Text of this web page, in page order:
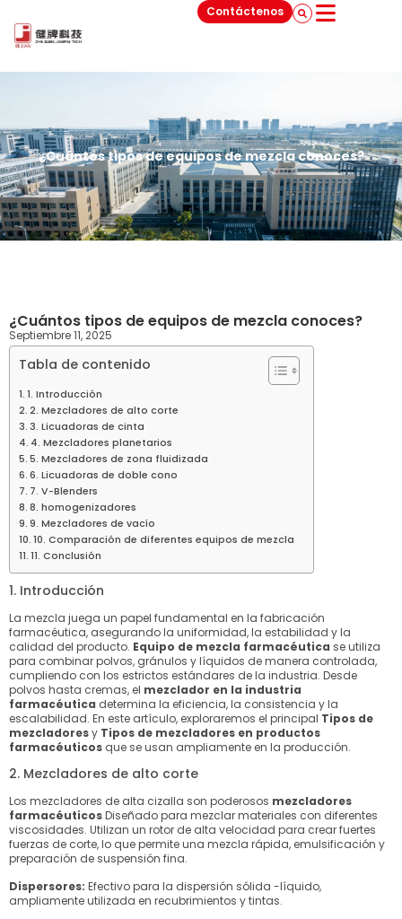
Contáctenos
¿Cuántos tipos de equipos de mezcla conoces?
¿Cuántos tipos de equipos de mezcla conoces?
Septiembre 11, 2025
Tabla de contenido
1. Introducción
2. Mezcladores de alto corte
3. Licuadoras de cinta
4. Mezcladores planetarios
5. Mezcladores de zona fluidizada
6. Licuadoras de doble cono
7. V-Blenders
8. homogenizadores
9. Mezcladores de vacío
10. Comparación de diferentes equipos de mezcla
11. Conclusión
1. Introducción
La mezcla juega un papel fundamental en la fabricación
farmacéutica, asegurando la uniformidad, la estabilidad y la
calidad del producto. Equipo de mezcla farmacéutica se utiliza
para combinar polvos, gránulos y líquidos de manera controlada,
cumpliendo con los estrictos estándares de la industria. Desde
polvos hasta cremas, el mezclador en la industria
farmacéutica determina la eficiencia, la consistencia y la
escalabilidad. En este artículo, exploraremos el principal Tipos de
mezcladoresy Tipos de mezcladores en productos
farmacéuticos que se usan ampliamente en la producción.
2. Mezcladores de alto corte
Los mezcladores de alta cizalla son poderosos mezcladores
farmacéuticosDiseñado para mezclar materiales con diferentes
viscosidades. Utilizan un rotor de alta velocidad para crear fuertes
fuerzas de corte, lo que permite una mezcla rápida, emulsificación y
preparación de suspensión fina.
Dispersores: Efectivo para la dispersión sólida -líquido,
ampliamente utilizada en recubrimientos y tintas.